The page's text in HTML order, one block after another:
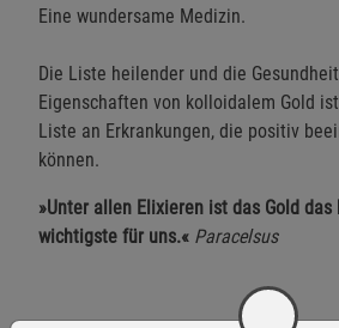
Eine wundersame Medizin.
Die Liste heilender und die
Eigenschaften von kolloidalem Gold
Liste an Erkrankungen, die positiv
können.
»Unter allen Elixieren ist das Gold das
wichtigste für uns.« Paracelsus